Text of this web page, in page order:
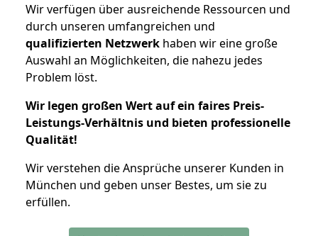
Wir verfügen über ausreichende Ressourcen und
durch unseren umfangreichen und
qualifizierten Netzwerk haben wir eine große
Auswahl an Möglichkeiten, die nahezu jedes
Problem löst.
Wir legen großen Wert auf ein faires Preis-
Leistungs-Verhältnis und bieten professionelle
Qualität!
Wir verstehen die Ansprüche unserer Kunden in
München und geben unser Bestes, um sie zu
erfüllen.